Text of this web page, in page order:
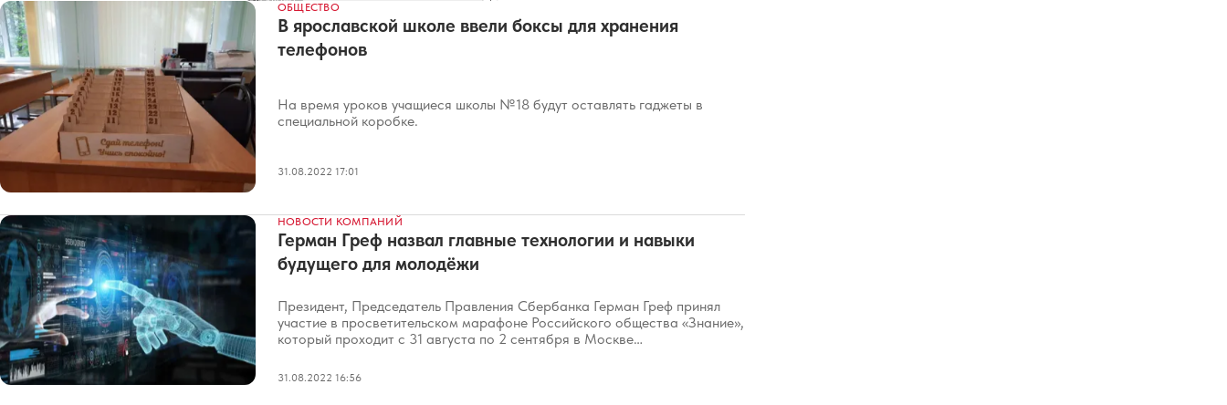
ОБЩЕСТВО
В ярославской школе ввели боксы для хранения
телефонов
На время уроков учащиеся школы №18 будут оставлять гаджеты в
специальной коробке.
31.08.2022 17:01
НОВОСТИ КОМПАНИЙ
Герман Греф назвал главные технологии и навыки
будущего для молодёжи
Президент, Председатель Правления Сбербанка Герман Греф принял
участие в просветительском марафоне Российского общества «Знание»,
который проходит с 31 августа по 2 сентября в Москве…
31.08.2022 16:56